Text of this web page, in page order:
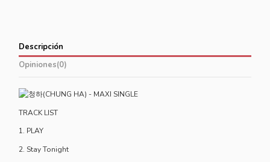
Descripción
Opiniones(0)
TRACK LIST
1. PLAY
2. Stay Tonight